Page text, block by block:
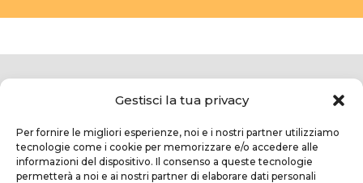
Gestisci la tua privacy
Per fornire le migliori esperienze, noi e i nostri partner utilizziamo
tecnologie come i cookie per memorizzare e/o accedere alle
informazioni del dispositivo. Il consenso a queste tecnologie
permetterà a noi e ai nostri partner di elaborare dati personali